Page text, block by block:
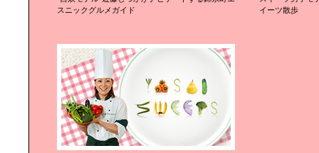
スニックグルメガイド
イーツ散歩